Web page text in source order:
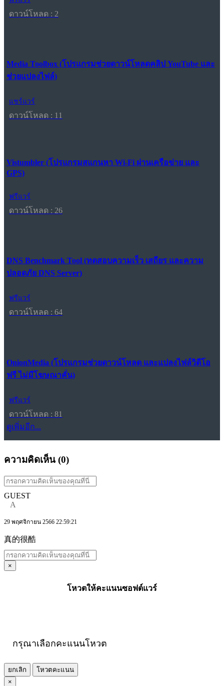
ดาวน์โหลด : 2
Media Toolbox (โปรแกรมช่วยดาวน์โหลดคลิป YouTube และ
ช่วยแปลงไฟล์)
แชร์แวร์
ดาวน์โหลด : 11
Vistumbler (โปรแกรมสแกนหา Wi-Fi ผ่านเครือข่าย และ
GPS)
ฟรีแวร์
ดาวน์โหลด : 26
DNS Benchmark Tool (ทดสอบความเร็ว เสถียร และความ
ปลอดภัย DNS Server)
ฟรีแวร์
ดาวน์โหลด : 64
OnionMedia (โปรแกรมช่วยดาวน์โหลด และแปลงไฟล์วิดีโอ
ฟรี ไม่มีโฆษณาคั่น)
ฟรีแวร์
ดาวน์โหลด : 81
ดูเพิ่มอีก...
ความคิดเห็น (0)
GUEST
A
29 พฤศจิกายน 2566 22:59:21
真的很酷
×
โหวตให้คะแนนซอฟต์แวร์
กรุณาเลือกคะแนนโหวต
ยกเลิก
โหวตคะแนน
×